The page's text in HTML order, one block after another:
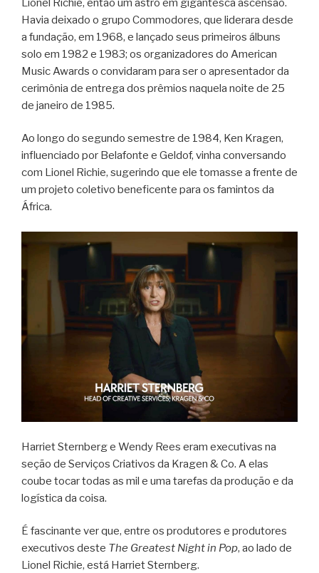
Lionel Richie, então um astro em gigantesca ascensão.
Havia deixado o grupo Commodores, que liderara desde
a fundação, em 1968, e lançado seus primeiros álbuns
solo em 1982 e 1983; os organizadores do American
Music Awards o convidaram para ser o apresentador da
cerimônia de entrega dos prêmios naquela noite de 25
de janeiro de 1985.
Ao longo do segundo semestre de 1984, Ken Kragen,
influenciado por Belafonte e Geldof, vinha conversando
com Lionel Richie, sugerindo que ele tomasse a frente de
um projeto coletivo beneficente para os famintos da
África.
Harriet Sternberg e Wendy Rees eram executivas na
seção de Serviços Criativos da Kragen & Co. A elas
coube tocar todas as mil e uma tarefas da produção e da
logística da coisa.
É fascinante ver que, entre os produtores e produtores
executivos deste The Greatest Night in Pop, ao lado de
Lionel Richie, está Harriet Sternberg.